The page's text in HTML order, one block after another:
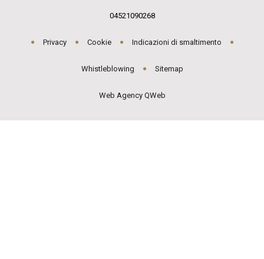
04521090268
Privacy Cookie Indicazioni di smaltimento
Whistleblowing Sitemap
Web Agency QWeb